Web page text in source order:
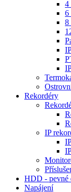
4
6
8
Rekordéry
IP
HDD - pevné
Napájení